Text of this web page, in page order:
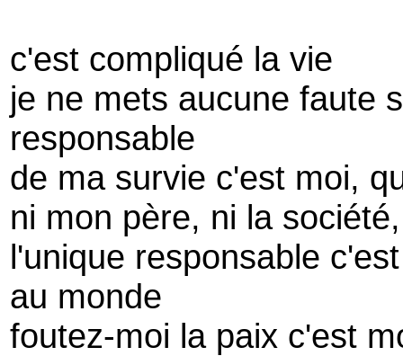
c'est compliqué la vie
je ne mets aucune faute
responsable
de ma survie c'est moi,
ni mon père, ni la
l'unique responsable
au monde
foutez-moi la paix c'est